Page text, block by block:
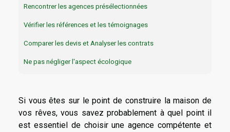
Rencontrer les agences présélectionnées
Vérifier les références et les témoignages
Comparer les devis et Analyser les contrats
Ne pas négliger l'aspect écologique
Si vous êtes sur le point de construire la maison de
vos rêves, vous savez probablement à quel point il
est essentiel de choisir une agence compétente et